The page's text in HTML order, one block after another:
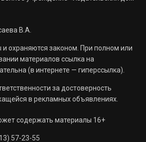
В.А.
охраняются законом. При полном или
материалов ссылка на
(в интернете — гиперссылка).
за достоверность
в рекламных объявлениях.
содержать материалы 16+
57-23-55